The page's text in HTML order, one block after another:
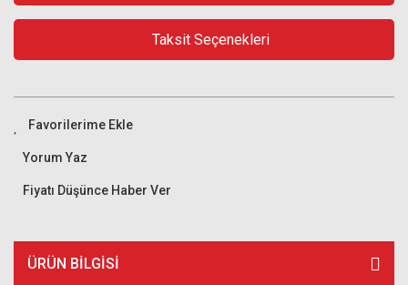
Taksit Seçenekleri
Yorum Yaz
Fiyatı Düşünce Haber Ver
ÜRÜN BILGISI